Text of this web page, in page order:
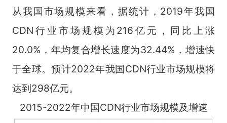
从我国市场规模来看，据统计，2019年我国
CDN行业市场规模为216亿元，同比上涨
20.0%，年均复合增长速度为32.44%，增速快
于全球。预计2022年我国CDN行业市场规模将
达到298亿元。
2015-2022年中国CDN行业市场规模及增速